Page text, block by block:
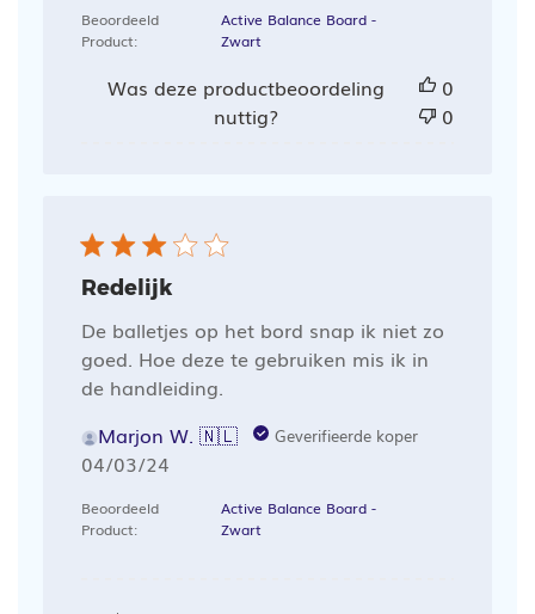
Beoordeeld
Product:
Active Balance Board -
Zwart
Was deze productbeoordeling
nuttig?
0
0
Redelijk
De balletjes op het bord snap ik niet zo
goed. Hoe deze te gebruiken mis ik in
de handleiding.
Marjon W. 🇳🇱
Geverifieerde koper
Publicatiedatum
04/03/24
Beoordeeld
Product:
Active Balance Board -
Zwart